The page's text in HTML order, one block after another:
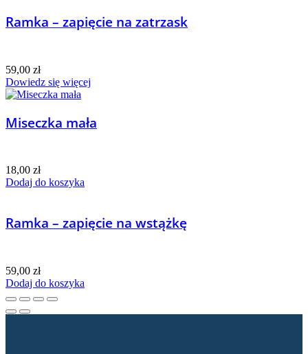
Ramka – zapięcie na zatrzask
59,00 zł
Dowiedz się więcej
Miseczka mała
18,00 zł
Dodaj do koszyka
Ramka – zapięcie na wstążkę
59,00 zł
Dodaj do koszyka